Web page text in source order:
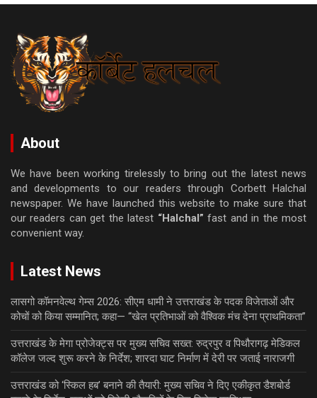
About
We have been working tirelessly to bring out the latest news
and developments to our readers through Corbett Halchal
newspaper. We have launched this website to make sure that
our readers can get the latest “Halchal” fast and in the most
convenient way.
Latest News
लासगो कॉमनवेल्थ गेम्स 2026: सीएम धामी ने उत्तराखंड के पदक विजेताओं और
कोचों को किया सम्मानित; कहा— “खेल प्रतिभाओं को वैश्विक मंच देना प्राथमिकता”
उत्तराखंड के मेगा प्रोजेक्ट्स पर मुख्य सचिव सख्त: रुद्रपुर व पिथौरागढ़ मेडिकल
कॉलेज जल्द शुरू करने के निर्देश; शारदा घाट निर्माण में देरी पर जताई नाराजगी
उत्तराखंड को ‘स्किल हब’ बनाने की तैयारी: मुख्य सचिव ने दिए एकीकृत डैशबोर्ड